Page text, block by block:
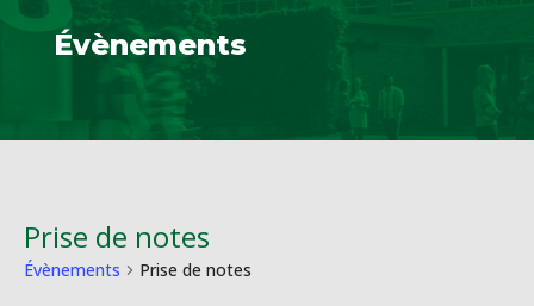
Évènements
Prise de notes
Évènements Prise de notes